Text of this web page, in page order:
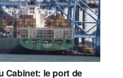
Cabinet: le port de